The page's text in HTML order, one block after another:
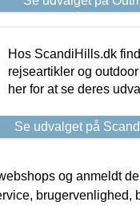
Hos ScandiHills.dk
rejseartikler og
her for at se deres
Se udvalget på
og anmeldt
brugervenlighed,